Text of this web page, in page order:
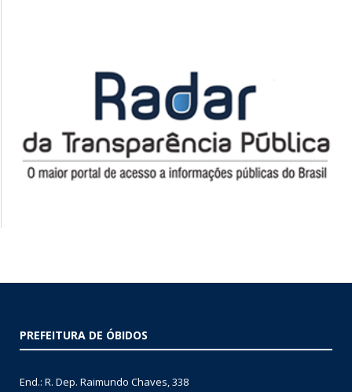
PREFEITURA DE ÓBIDOS
End.: R. Dep. Raimundo Chaves, 338